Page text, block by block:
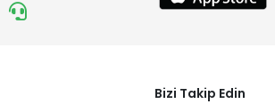
Bizi Takip Edin